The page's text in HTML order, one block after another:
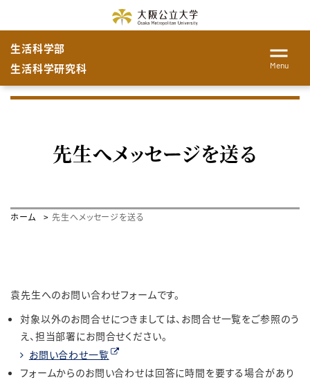
生活科学部
生活科学研究科
Menu
先生へメッセージを送る
ホーム 先生へメッセージを送る
袁先生へのお問い合わせフォームです。
対象以外のお問合せにつきましては、お問合せ一覧をご参照のう
え、担当部署にお問合せください。
お問い合わせ一覧
フォームからのお問い合わせは回答に時間を要する場合があり